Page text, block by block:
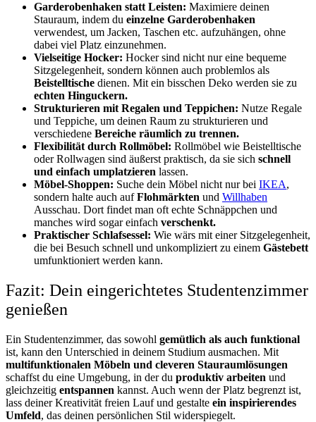
Garderobenhaken statt Leisten: Maximiere deinen
Stauraum, indem du einzelne Garderobenhaken
verwendest, um Jacken, Taschen etc. aufzuhängen, ohne
dabei viel Platz einzunehmen.
Vielseitige Hocker: Hocker sind nicht nur eine bequeme
Sitzgelegenheit, sondern können auch problemlos als
Beistelltische dienen. Mit ein bisschen Deko werden sie zu
echten Hinguckern.
Strukturieren mit Regalen und Teppichen: Nutze Regale
und Teppiche, um deinen Raum zu strukturieren und
verschiedene Bereiche räumlich zu trennen.
Flexibilität durch Rollmöbel: Rollmöbel wie Beistelltische
oder Rollwagen sind äußerst praktisch, da sie sich schnell
und einfach umplatzieren lassen.
Möbel-Shoppen: Suche dein Möbel nicht nur bei IKEA,
sondern halte auch aufFlohmärkten und Willhaben
Ausschau. Dort findet man oft echte Schnäppchen und
manches wird sogar einfach verschenkt.
Praktischer Schlafsessel: Wie wärs mit einer Sitzgelegenheit,
die bei Besuch schnell und unkompliziert zu einem Gästebett
umfunktioniert werden kann.
Fazit: Dein eingerichtetes Studentenzimmer
genießen
Ein Studentenzimmer, das sowohl gemütlich als auch funktional
ist, kann den Unterschied in deinem Studium ausmachen. Mit
multifunktionalen Möbeln und cleveren Stauraumlösungen
schaffst du eine Umgebung, in der du produktiv arbeiten und
gleichzeitig entspannen kannst. Auch wenn der Platz begrenzt ist,
lass deiner Kreativität freien Lauf und gestalte ein inspirierendes
Umfeld, das deinen persönlichen Stil widerspiegelt.